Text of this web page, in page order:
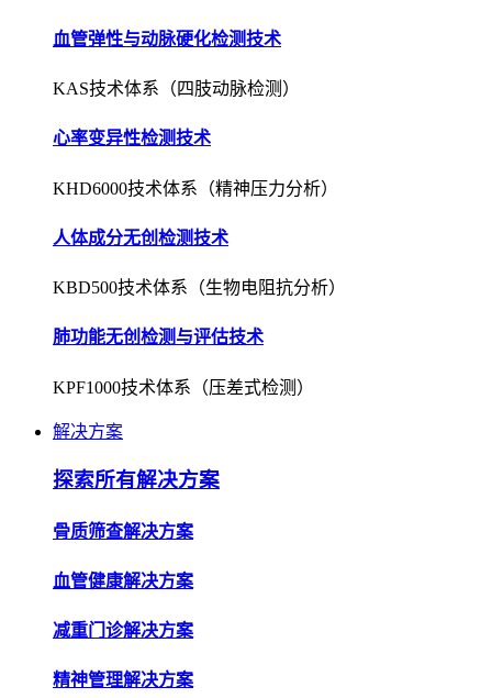
血管弹性与动脉硬化检测技术
KAS技术体系（四肢动脉检测）
心率变异性检测技术
KHD6000技术体系（精神压力分析）
人体成分无创检测技术
KBD500技术体系（生物电阻抗分析）
肺功能无创检测与评估技术
KPF1000技术体系（压差式检测）
解决方案
探索所有解决方案
骨质筛查解决方案
血管健康解决方案
减重门诊解决方案
精神管理解决方案